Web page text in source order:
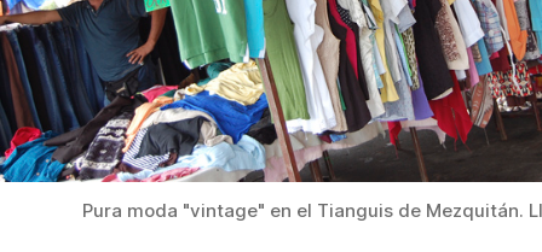
Pura moda "vintage" en el Tianguis de Mezquitán.